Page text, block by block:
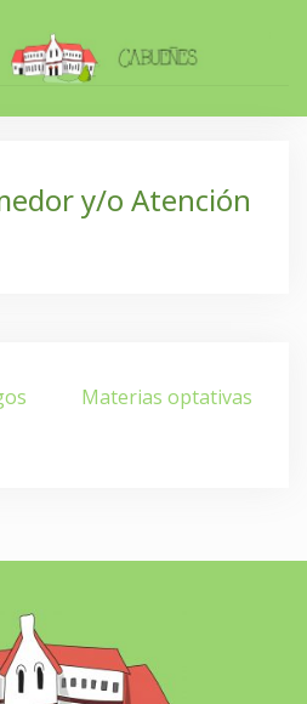
y/o Atención
Materias optativas